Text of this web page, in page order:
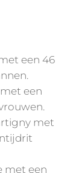
een 46
een
met
met een